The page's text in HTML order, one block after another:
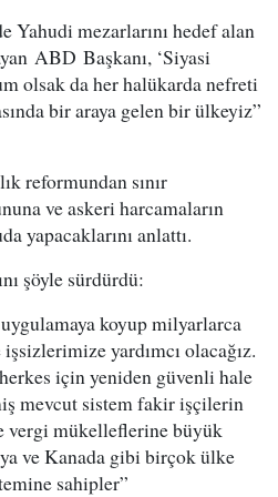
Yahudi mezarlarını hedef alan
ABD Başkanı, ‘Siyasi
olsak da her halükarda nefreti
bir araya gelen bir ülkeyiz”
reformundan sınır
ve askeri harcamaların
yapacaklarını anlattı.
şöyle sürdürdü:
koyup milyarlarca
yardımcı olacağız.
için yeniden güvenli hale
mevcut sistem fakir işçilerin
vergi mükelleflerine büyük
ve Kanada gibi birçok ülke
sahipler”